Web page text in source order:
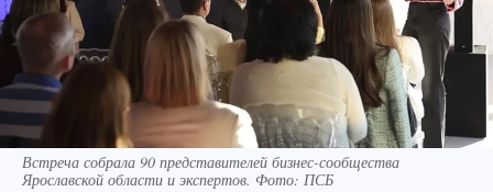
Встреча собрала 90 представителей бизнес-сообщества
Ярославской области и экспертов. Фото: ПСБ